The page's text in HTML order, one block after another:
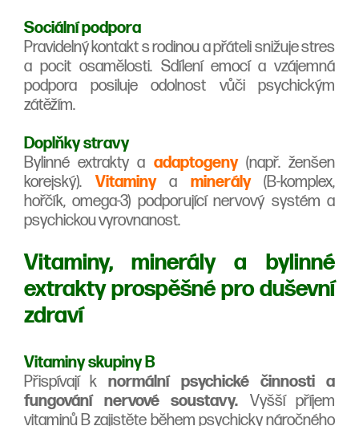
Sociální podpora
Pravidelný kontakt s rodinou a přáteli snižuje stres
a pocit osamělosti. Sdílení emocí a vzájemná
podpora posiluje odolnost vůči psychickým
zátěžím.
Doplňky stravy
Bylinné extrakty a adaptogeny(např. ženšen
korejský).Vitaminya minerály(B-komplex,
hořčík, omega-3) podporující nervový systém a
psychickou vyrovnanost.
Vitaminy, minerály a bylinné
extrakty prospěšné pro duševní
zdraví
Vitaminy skupiny B
Přispívají k normální psychické činnosti a
fungování nervové soustavy. Vyšší příjem
vitaminů B zajistěte během psychicky náročného